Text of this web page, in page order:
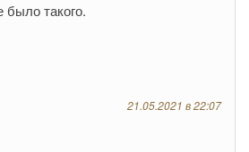
было такого.
21.05.2021 в 22:07